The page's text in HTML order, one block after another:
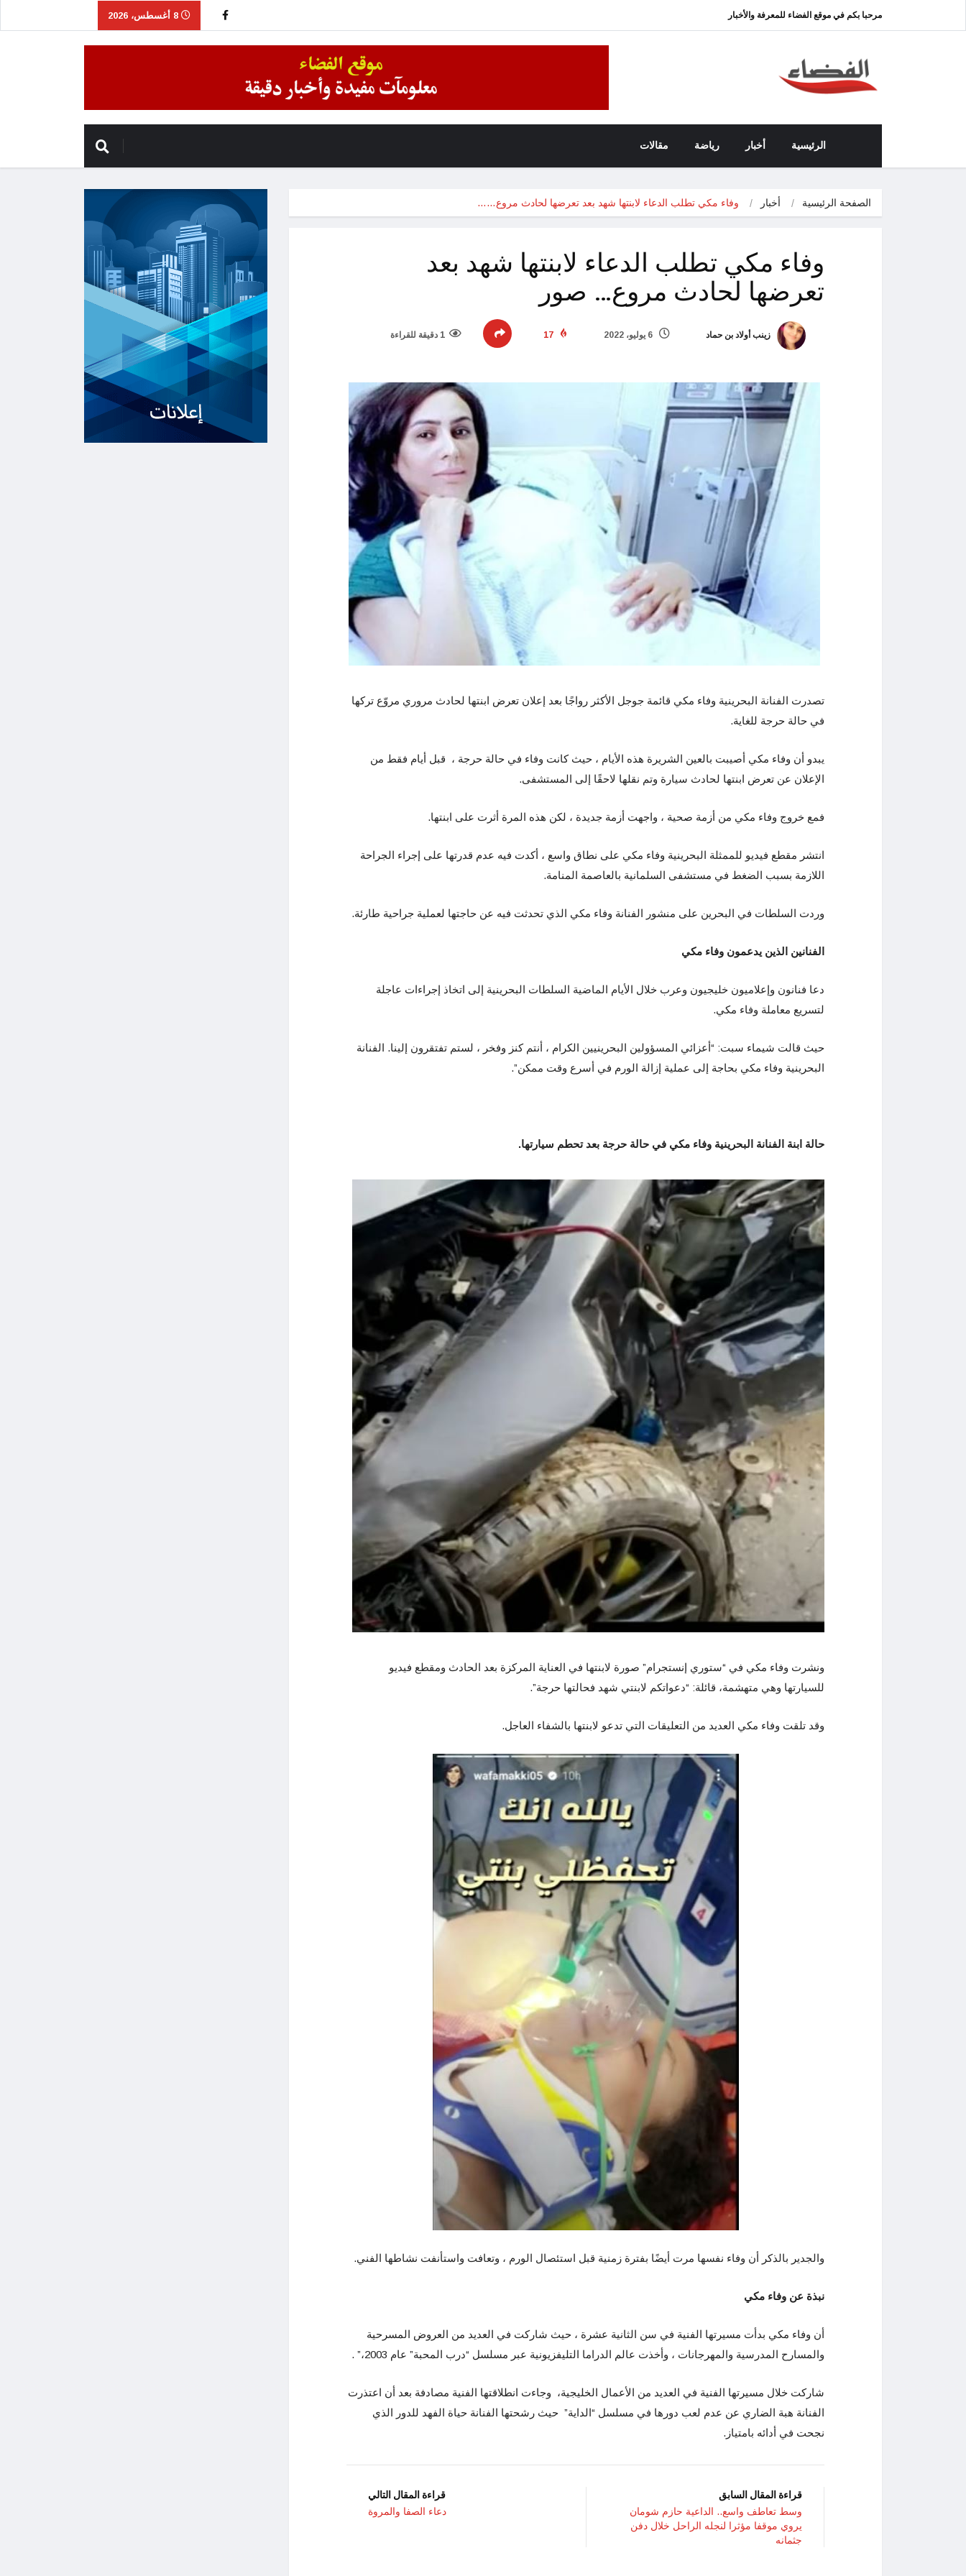
مرحبا بكم في موقع الفضاء للمعرفة والأخبار
الرئيسية أخبار رياضة مقالات
الصفحة الرئيسية أخبار وفاء مكي تطلب الدعاء لابنتها شهد بعد تعرضها لحادث مروع……
وفاء مكي تطلب الدعاء لابنتها شهد بعد
تعرضها لحادث مروع… صور
زينب أولاد بن حماد 1 دقيقة للقراءة
تصدرت الفنانة البحرينية وفاء مكي قائمة جوجل الأكثر رواجًا بعد إعلان تعرض ابنتها لحادث مروري مروّع تركها
في حالة حرجة للغاية.
يبدو أن وفاء مكي أصيبت بالعين الشريرة هذه الأيام ، حيث كانت وفاء في حالة حرجة ، قبل أيام فقط من
الإعلان عن تعرض ابنتها لحادث سيارة وتم نقلها لاحقًا إلى المستشفى.
فمع خروج وفاء مكي من أزمة صحية ، واجهت أزمة جديدة ، لكن هذه المرة أثرت على ابنتها.
انتشر مقطع فيديو للممثلة البحرينية وفاء مكي على نطاق واسع ، أكدت فيه عدم قدرتها على إجراء الجراحة
اللازمة بسبب الضغط في مستشفى السلمانية بالعاصمة المنامة.
وردت السلطات في البحرين على منشور الفنانة وفاء مكي الذي تحدثت فيه عن حاجتها لعملية جراحية طارئة.
الفنانين الذين يدعمون وفاء مكي
دعا فنانون وإعلاميون خليجيون وعرب خلال الأيام الماضية السلطات البحرينية إلى اتخاذ إجراءات عاجلة
لتسريع معاملة وفاء مكي.
حيث قالت شيماء سبت: “أعزائي المسؤولين البحرينيين الكرام ، أنتم كنز وفخر ، لستم تفتقرون إلينا. الفنانة
البحرينية وفاء مكي بحاجة إلى عملية إزالة الورم في أسرع وقت ممكن”.
حالة ابنة الفنانة البحرينية وفاء مكي في حالة حرجة بعد تحطم سيارتها.
ونشرت وفاء مكي في “ستوري إنستجرام” صورة لابنتها في العناية المركزة بعد الحادث ومقطع فيديو
للسيارتها وهي متهشمة، قائلة: “دعواتكم لابنتي شهد فحالتها حرجة”.
وقد تلقت وفاء مكي العديد من التعليقات التي تدعو لابنتها بالشفاء العاجل.
والجدير بالذكر أن وفاء نفسها مرت أيضًا بفترة زمنية قبل استئصال الورم ، وتعافت واستأنفت نشاطها الفني.
نبذة عن وفاء مكي
أن وفاء مكي بدأت مسيرتها الفنية في سن الثانية عشرة ، حيث شاركت في العديد من العروض المسرحية
والمسارح المدرسية والمهرجانات ، وأخذت عالم الدراما التليفزيونية عبر مسلسل “درب المحبة” عام 2003،” .
شاركت خلال مسيرتها الفنية في العديد من الأعمال الخليجية، وجاءت انطلاقتها الفنية مصادفة بعد أن اعتذرت
الفنانة هبة الضاري عن عدم لعب دورها في مسلسل “الداية” حيث رشحتها الفنانة حياة الفهد للدور الذي
نجحت في أدائه بامتياز.
قراءة المقال السابق
وسط تعاطف واسع.. الداعية حازم شومان
يروي موقفا مؤثرا لنجله الراحل خلال دفن
جثمانه
قراءة المقال التالي
دعاء الصفا والمروة